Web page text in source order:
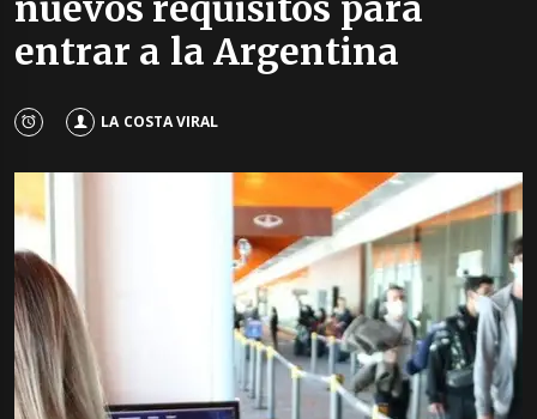
entrar a la Argentina
LA COSTA VIRAL